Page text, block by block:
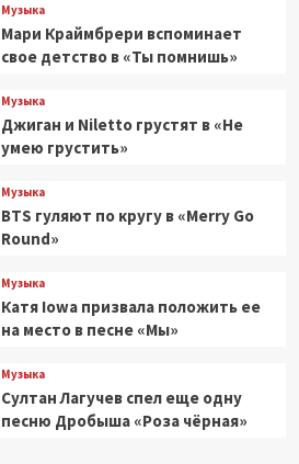
Музыка
Мари Краймбрери вспоминает
свое детство в «Ты помнишь»
Музыка
Джиган и Niletto грустят в «Не
умею грустить»
Музыка
BTS гуляют по кругу в «Merry Go
Round»
Музыка
Катя Iowa призвала положить ее
на место в песне «Мы»
Музыка
Султан Лагучев спел еще одну
песню Дробыша «Роза чёрная»